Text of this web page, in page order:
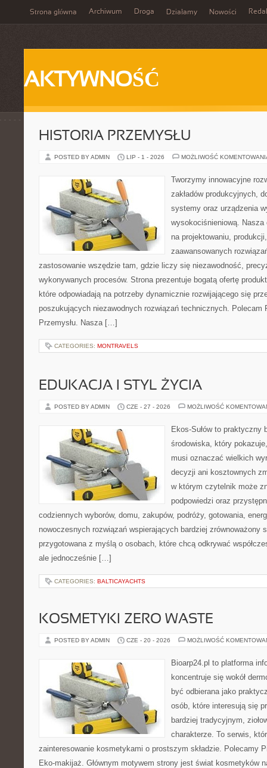
Strona główna Archiwum Droga Działamy Nowości
AKTYWNOŚĆ
HISTORIA PRZEMYSŁU
POSTED BY ADMIN LIP - 1 - 2026 MOŻLIWOŚĆ
Tworzymy innowacyjne
zakładów produkcyjnych,
systemy oraz urządzenia
wysokociśnieniową. Nasza
na projektowaniu,
zaawansowanych
zastosowanie wszędzie tam, gdzie liczy się niezawodność,
wykonywanych procesów. Strona prezentuje bogatą ofertę
które odpowiadają na potrzeby dynamicznie rozwijającego się
poszukujących niezawodnych rozwiązań technicznych. Polecam
Przemysłu. Nasza […]
CATEGORIES: MONTRAVELS
EDUKACJA I STYL ŻYCIA
POSTED BY ADMIN CZE - 27 - 2026 MOŻLIWOŚĆ
Ekos-Sułów to praktyczny
środowiska, który
musi oznaczać wielkich
decyzji ani kosztownych
w którym czytelnik może
podpowiedzi oraz
codziennych wyborów, domu, zakupów, podróży, gotowania,
nowoczesnych rozwiązań wspierających bardziej zrównoważony
przygotowana z myślą o osobach, które chcą odkrywać
ale jednocześnie […]
CATEGORIES: BALTICAYACHTS
KOSMETYKI ZERO WASTE
POSTED BY ADMIN CZE - 20 - 2026 MOŻLIWOŚĆ
Bioarp24.pl to platforma
koncentruje się wokół
być odbierana jako
osób, które interesują się
bardziej tradycyjnym,
charakterze. To serwis,
zainteresowanie kosmetykami o prostszym składzie. Polecamy
Eko-makijaż. Głównym motywem strony jest świat kosmetyków